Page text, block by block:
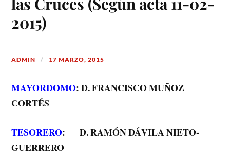
2015)
ADMIN 17 MARZO, 2015
MAYORDOMO: D. FRANCISCO MUÑOZ
CORTÉS
TESORERO: D. RAMÓN DÁVILA NIETO-
GUERRERO